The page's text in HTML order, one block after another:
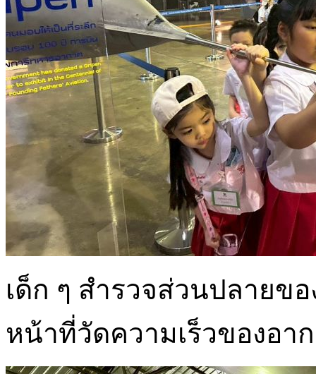
เด็ก ๆ สำรวจส่วนปลายข
หน้าที่วัดความเร็วของอา